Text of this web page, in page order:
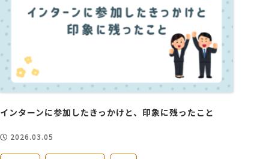
インターンに参加したきっかけと、印象に残ったこと
2026.03.05